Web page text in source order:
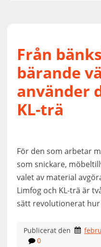
Från
bärande
använder
KL-trä
För den som arbetar
som snickare,
valet av material
Limfog och KL-trä är
sätt revolutionerat
Publicerat den
0